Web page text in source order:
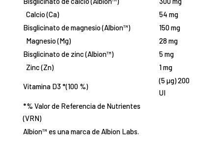
Calcio (Ca)
54 mg
Bisglicinato de magnesio (Albion™)
150 mg
Magnesio (Mg)
28 mg
Bisglicinato de zinc (Albion™)
5 mg
Zinc (Zn)
1 mg
Vitamina D3 *(100 %)
(5 µg) 200
UI
*% Valor de Referencia de Nutrientes
(VRN)
Albion™ es una marca de Albion Labs.